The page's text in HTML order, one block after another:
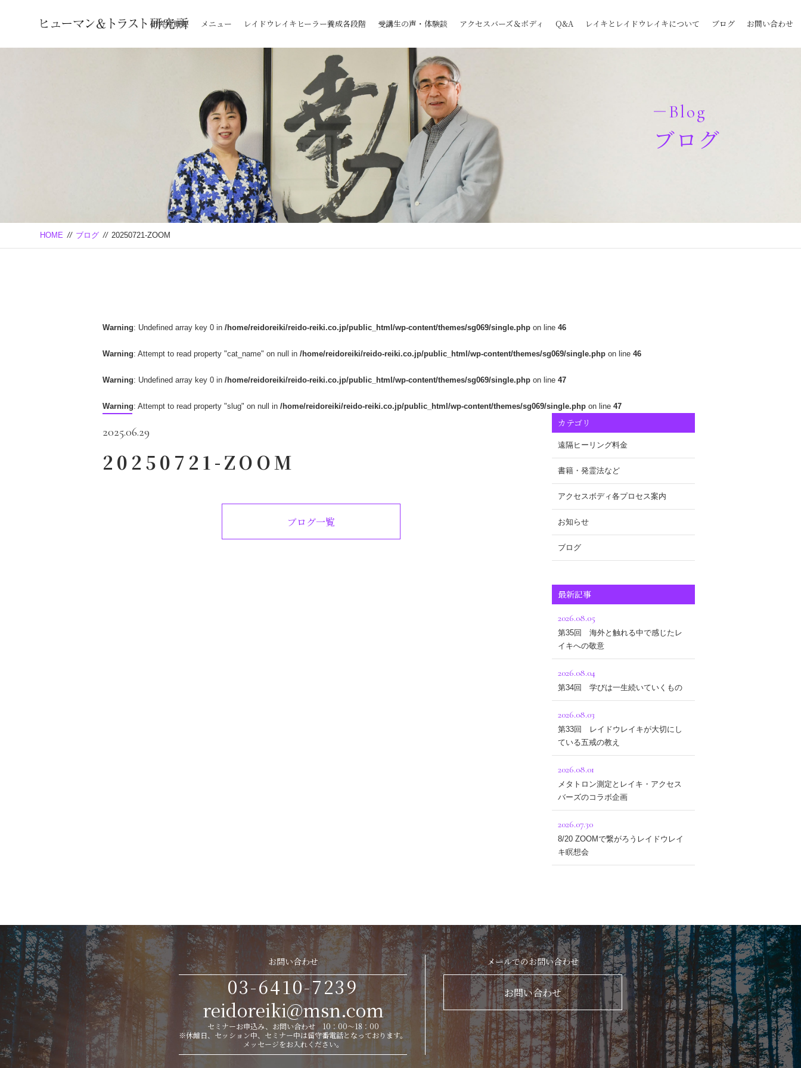
研究所概要 メニュー レイドウレイキヒーラー養成各段階 受講生の声・体験談 アクセスバーズ＆ボディ Q&A レイキとレイドウレイキについて ブログ お問い合わせ
Blog
ブログ
HOME // ブログ // 20250721-ZOOM
Warning: Undefined array key 0 in /home/reidoreiki/reido-reiki.co.jp/public_html/wp-content/themes/sg069/single.php on line 46
Warning: Attempt to read property "cat_name" on null in /home/reidoreiki/reido-reiki.co.jp/public_html/wp-content/themes/sg069/single.php on line 46
Warning: Undefined array key 0 in /home/reidoreiki/reido-reiki.co.jp/public_html/wp-content/themes/sg069/single.php on line 47
Warning: Attempt to read property "slug" on null in /home/reidoreiki/reido-reiki.co.jp/public_html/wp-content/themes/sg069/single.php on line 47
2025.06.29
20250721-ZOOM
ブログ一覧
カテゴリ
遠隔ヒーリング料金
書籍・発霊法など
アクセスボディ各プロセス案内
お知らせ
ブログ
最新記事
2026.08.05
第35回 海外と触れる中で感じたレ
イキへの敬意
2026.08.04
第34回 学びは一生続いていくもの
2026.08.03
第33回 レイドウレイキが大切にし
ている五戒の教え
2026.08.01
メタトロン測定とレイキ・アクセス
バーズのコラボ企画
2026.07.30
8/20 ZOOMで繋がろうレイドウレイ
キ瞑想会
お問い合わせ
03-6410-7239
reidoreiki@msn.com
セミナーお申込み、お問い合わせ 10：00～18：00
※休館日、セッション中、セミナー中は留守番電話となっております。
メッセージをお入れください。
メールでのお問い合わせ
お問い合わせ